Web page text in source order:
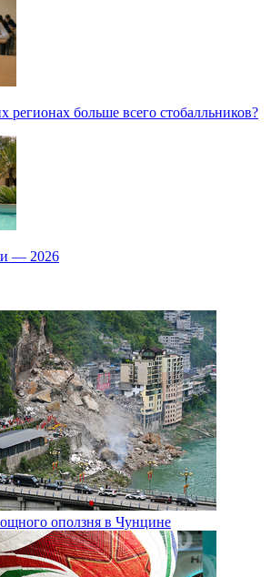
регионах больше всего стобалльников?
— 2026
оползня в Чунцине